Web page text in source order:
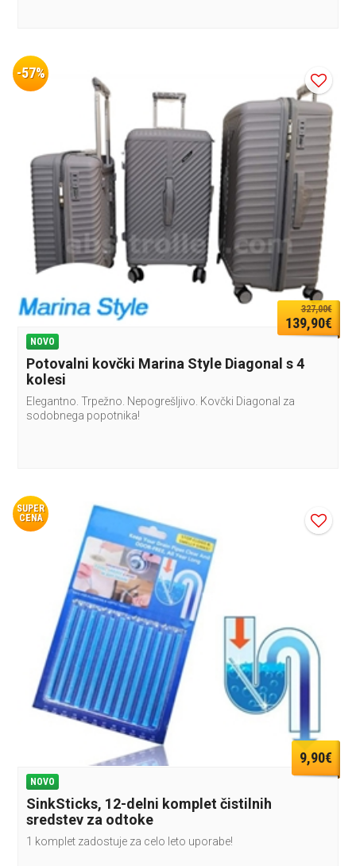
-57%
327,00€
139,90€
NOVO
Potovalni kovčki Marina Style Diagonal s 4
kolesi
Elegantno. Trpežno. Nepogrešljivo. Kovčki Diagonal za
sodobnega popotnika!
SUPER
CENA
9,90€
NOVO
SinkSticks, 12-delni komplet čistilnih
sredstev za odtoke
1 komplet zadostuje za celo leto uporabe!